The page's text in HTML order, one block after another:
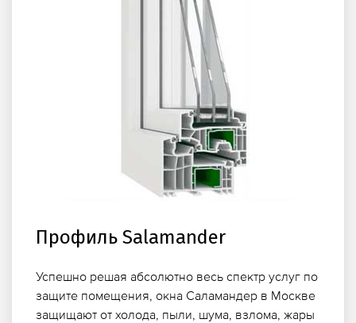
Профиль Salamander
Успешно решая абсолютно весь спектр услуг по
защите помещения, окна Саламандер в Москве
защищают от холода, пыли, шума, взлома, жары